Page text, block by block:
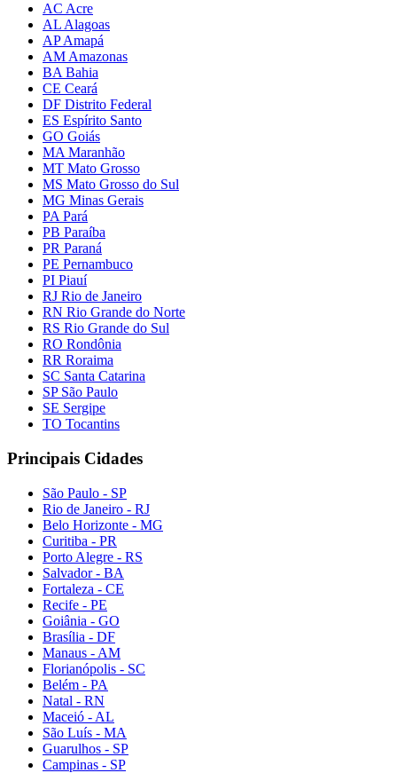
AC Acre
AL Alagoas
AP Amapá
AM Amazonas
BA Bahia
CE Ceará
DF Distrito Federal
ES Espírito Santo
GO Goiás
MA Maranhão
MT Mato Grosso
MS Mato Grosso do Sul
MG Minas Gerais
PA Pará
PB Paraíba
PR Paraná
PE Pernambuco
PI Piauí
RJ Rio de Janeiro
RN Rio Grande do Norte
RS Rio Grande do Sul
RO Rondônia
RR Roraima
SC Santa Catarina
SP São Paulo
SE Sergipe
TO Tocantins
Principais Cidades
São Paulo - SP
Rio de Janeiro - RJ
Belo Horizonte - MG
Curitiba - PR
Porto Alegre - RS
Salvador - BA
Fortaleza - CE
Recife - PE
Goiânia - GO
Brasília - DF
Manaus - AM
Florianópolis - SC
Belém - PA
Natal - RN
Maceió - AL
São Luís - MA
Guarulhos - SP
Campinas - SP